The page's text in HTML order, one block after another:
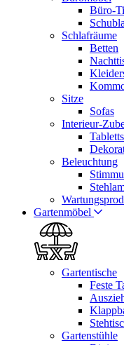
Büro-
Schlafräume
Betten
Sitze
Sofas
Interieur-
Tabletts
Beleuchtung
Gartenmöbel
Gartentische
Feste
Gartenstühle